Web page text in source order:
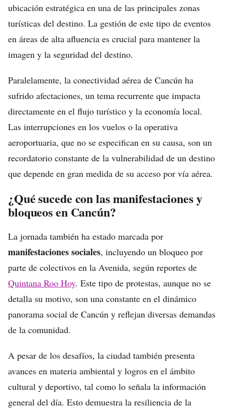
ubicación estratégica en una de las principales zonas
turísticas del destino. La gestión de este tipo de eventos
en áreas de alta afluencia es crucial para mantener la
imagen y la seguridad del destino.
Paralelamente, la conectividad aérea de Cancún ha
sufrido afectaciones, un tema recurrente que impacta
directamente en el flujo turístico y la economía local.
Las interrupciones en los vuelos o la operativa
aeroportuaria, que no se especifican en su causa, son un
recordatorio constante de la vulnerabilidad de un destino
que depende en gran medida de su acceso por vía aérea.
¿Qué sucede con las manifestaciones y
bloqueos en Cancún?
La jornada también ha estado marcada por
manifestaciones sociales, incluyendo un bloqueo por
parte de colectivos en la Avenida, según reportes de
Quintana Roo Hoy. Este tipo de protestas, aunque no se
detalla su motivo, son una constante en el dinámico
panorama social de Cancún y reflejan diversas demandas
de la comunidad.
A pesar de los desafíos, la ciudad también presenta
avances en materia ambiental y logros en el ámbito
cultural y deportivo, tal como lo señala la información
general del día. Esto demuestra la resiliencia de la